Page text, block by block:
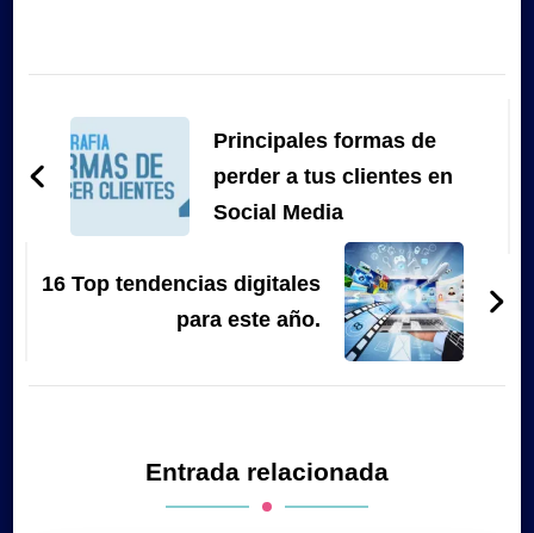
de
entradas
Principales formas de
perder a tus clientes en
Social Media
16 Top tendencias digitales
para este año.
Entrada relacionada